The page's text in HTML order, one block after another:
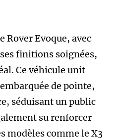
Rover Evoque, avec
finitions soignées,
Ce véhicule unit
de pointe,
séduisant un public
su renforcer
modèles comme le X3